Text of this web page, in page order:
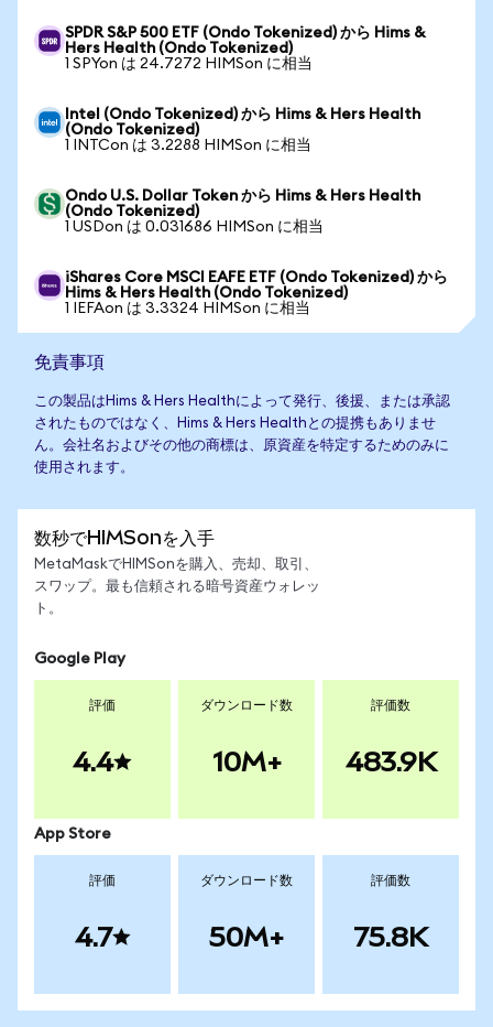
SPDR S&P 500 ETF (Ondo Tokenized) から Hims &
Hers Health (Ondo Tokenized)
1 SPYon は 24.7272 HIMSon に相当
Intel (Ondo Tokenized) から Hims & Hers Health
(Ondo Tokenized)
1 INTCon は 3.2288 HIMSon に相当
Ondo U.S. Dollar Token から Hims & Hers Health
(Ondo Tokenized)
1 USDon は 0.031686 HIMSon に相当
iShares Core MSCI EAFE ETF (Ondo Tokenized) から
Hims & Hers Health (Ondo Tokenized)
1 IEFAon は 3.3324 HIMSon に相当
免責事項
この製品はHims & Hers Healthによって発行、後援、または承認
されたものではなく、Hims & Hers Healthとの提携もありませ
ん。会社名およびその他の商標は、原資産を特定するためのみに
使用されます。
数秒でHIMSonを入手
MetaMaskでHIMSonを購入、売却、取引、
スワップ。最も信頼される暗号資産ウォレッ
ト。
Google Play
評価
4.4
ダウンロード数
10M+
評価数
483.9K
App Store
評価
4.7
ダウンロード数
50M+
評価数
75.8K